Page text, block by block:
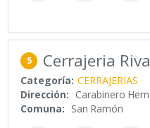
5 Cerrajeria
Categoría: CERRAJERIAS
Dirección: Carabinero
Comuna: San Ramón